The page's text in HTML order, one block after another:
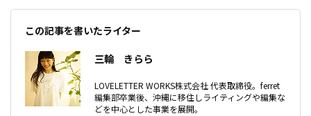
この記事を書いたライター
三輪 きらら
LOVELETTER WORKS株式会社 代表取締役。ferret
編集部卒業後、沖縄に移住しライティングや編集な
どを中心とした事業を展開。